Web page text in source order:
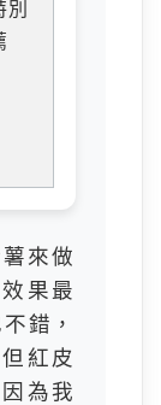
別
來做
果最
錯，
紅皮
為我